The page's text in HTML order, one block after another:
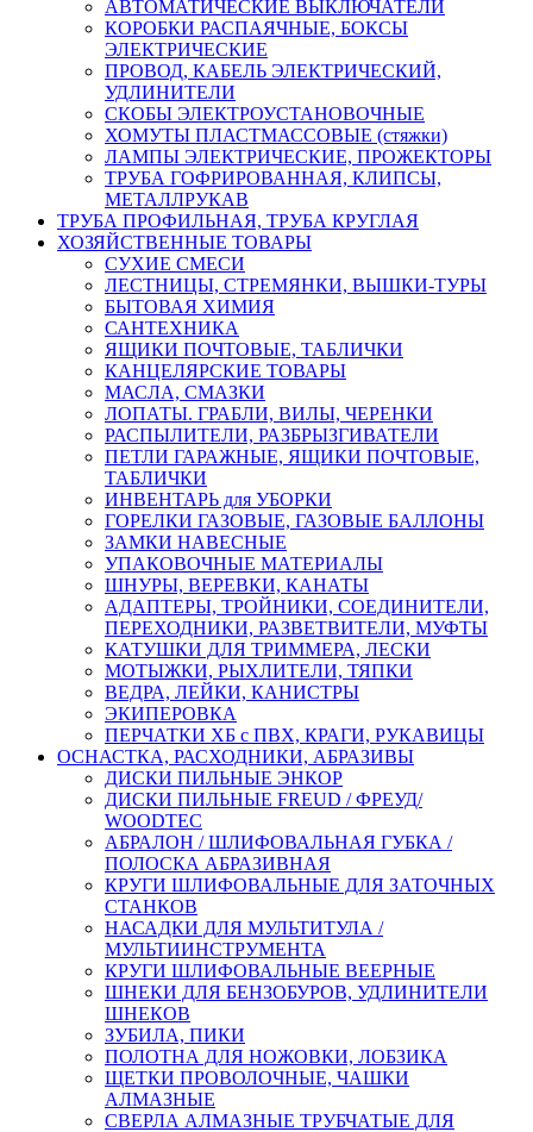
АВТОМАТИЧЕСКИЕ ВЫКЛЮЧАТЕЛИ
КОРОБКИ РАСПАЯЧНЫЕ, БОКСЫ
ЭЛЕКТРИЧЕСКИЕ
ПРОВОД, КАБЕЛЬ ЭЛЕКТРИЧЕСКИЙ,
УДЛИНИТЕЛИ
СКОБЫ ЭЛЕКТРОУСТАНОВОЧНЫЕ
ХОМУТЫ ПЛАСТМАССОВЫЕ (стяжки)
ЛАМПЫ ЭЛЕКТРИЧЕСКИЕ, ПРОЖЕКТОРЫ
ТРУБА ГОФРИРОВАННАЯ, КЛИПСЫ,
МЕТАЛЛРУКАВ
ТРУБА ПРОФИЛЬНАЯ, ТРУБА КРУГЛАЯ
ХОЗЯЙСТВЕННЫЕ ТОВАРЫ
СУХИЕ СМЕСИ
ЛЕСТНИЦЫ, СТРЕМЯНКИ, ВЫШКИ-ТУРЫ
БЫТОВАЯ ХИМИЯ
САНТЕХНИКА
ЯЩИКИ ПОЧТОВЫЕ, ТАБЛИЧКИ
КАНЦЕЛЯРСКИЕ ТОВАРЫ
МАСЛА, СМАЗКИ
ЛОПАТЫ. ГРАБЛИ, ВИЛЫ, ЧЕРЕНКИ
РАСПЫЛИТЕЛИ, РАЗБРЫЗГИВАТЕЛИ
ПЕТЛИ ГАРАЖНЫЕ, ЯЩИКИ ПОЧТОВЫЕ,
ТАБЛИЧКИ
ИНВЕНТАРЬ для УБОРКИ
ГОРЕЛКИ ГАЗОВЫЕ, ГАЗОВЫЕ БАЛЛОНЫ
ЗАМКИ НАВЕСНЫЕ
УПАКОВОЧНЫЕ МАТЕРИАЛЫ
ШНУРЫ, ВЕРЕВКИ, КАНАТЫ
АДАПТЕРЫ, ТРОЙНИКИ, СОЕДИНИТЕЛИ,
ПЕРЕХОДНИКИ, РАЗВЕТВИТЕЛИ, МУФТЫ
КАТУШКИ ДЛЯ ТРИММЕРА, ЛЕСКИ
МОТЫЖКИ, РЫХЛИТЕЛИ, ТЯПКИ
ВЕДРА, ЛЕЙКИ, КАНИСТРЫ
ЭКИПЕРОВКА
ПЕРЧАТКИ ХБ с ПВХ, КРАГИ, РУКАВИЦЫ
ОСНАСТКА, РАСХОДНИКИ, АБРАЗИВЫ
ДИСКИ ПИЛЬНЫЕ ЭНКОР
ДИСКИ ПИЛЬНЫЕ FREUD / ФРЕУД/
WOODTEC
АБРАЛОН / ШЛИФОВАЛЬНАЯ ГУБКА /
ПОЛОСКА АБРАЗИВНАЯ
КРУГИ ШЛИФОВАЛЬНЫЕ ДЛЯ ЗАТОЧНЫХ
СТАНКОВ
НАСАДКИ ДЛЯ МУЛЬТИТУЛА /
МУЛЬТИИНСТРУМЕНТА
КРУГИ ШЛИФОВАЛЬНЫЕ ВЕЕРНЫЕ
ШНЕКИ ДЛЯ БЕНЗОБУРОВ, УДЛИНИТЕЛИ
ШНЕКОВ
ЗУБИЛА, ПИКИ
ПОЛОТНА ДЛЯ НОЖОВКИ, ЛОБЗИКА
ЩЕТКИ ПРОВОЛОЧНЫЕ, ЧАШКИ
АЛМАЗНЫЕ
СВЕРЛА АЛМАЗНЫЕ ТРУБЧАТЫЕ ДЛЯ